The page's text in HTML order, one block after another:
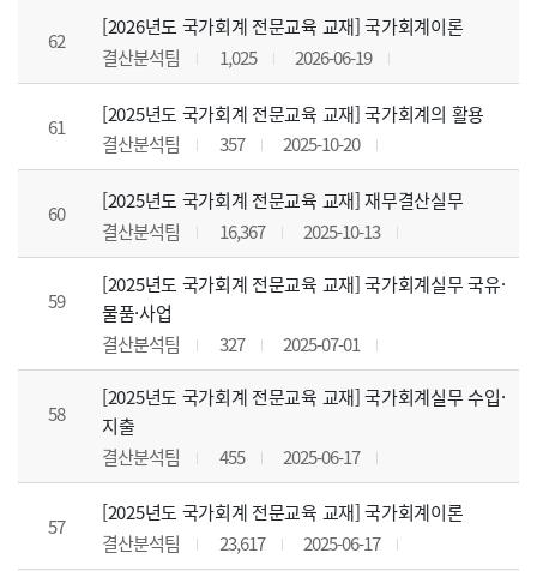
62
[2026년도 국가회계 전문교육 교재] 국가회계이론
결산분석팀
1,025 2026-06-19
61
[2025년도 국가회계 전문교육 교재] 국가회계의 활용
결산분석팀
357 2025-10-20
60
[2025년도 국가회계 전문교육 교재] 재무결산실무
결산분석팀
16,367 2025-10-13
59
[2025년도 국가회계 전문교육 교재] 국가회계실무 국유·
물품·사업
결산분석팀
327 2025-07-01
58
[2025년도 국가회계 전문교육 교재] 국가회계실무 수입·
지출
결산분석팀
455 2025-06-17
57
[2025년도 국가회계 전문교육 교재] 국가회계이론
결산분석팀
23,617 2025-06-17